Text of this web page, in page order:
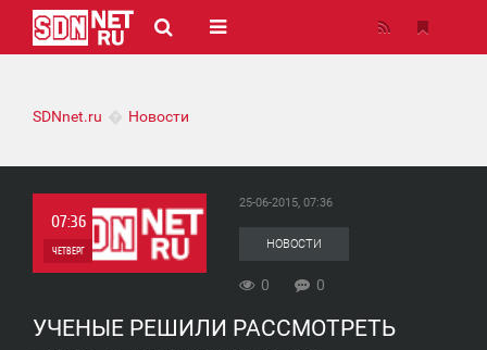
SDNnet.ru Новости
07:36
ЧЕТВЕРГ
25-06-2015, 07:36
НОВОСТИ
0 0
УЧЕНЫЕ РЕШИЛИ РАССМОТРЕТЬ